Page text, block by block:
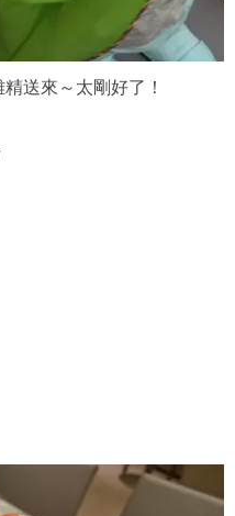
送來～太剛好了！